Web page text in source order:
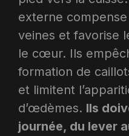
externe compense
veines et favorise
le cœur. Ils
formation de
et limitent
d’œdèmes. Ils
journée, du lever